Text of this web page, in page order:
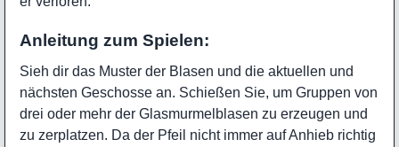
Anleitung zum Spielen:
Sieh dir das Muster der Blasen und die aktuellen und
nächsten Geschosse an. Schießen Sie, um Gruppen von
drei oder mehr der Glasmurmelblasen zu erzeugen und
zu zerplatzen. Da der Pfeil nicht immer auf Anhieb richtig